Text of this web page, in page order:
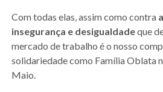
Com todas elas, assim como contra
insegurança e desigualdadeque
mercado de trabalho é o nosso
solidariedade como Família Oblata
Maio.